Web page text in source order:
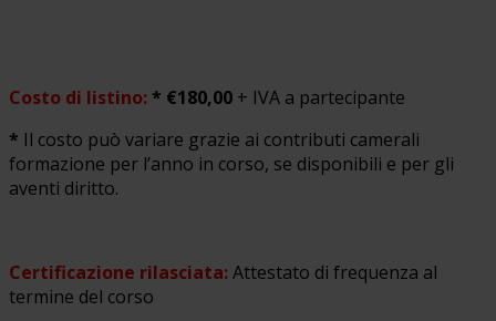
Costo di listino:* €180,00 + IVA a partecipante
* Il costo può variare grazie ai contributi camerali
formazione per l’anno in corso, se disponibili e per gli
aventi diritto.
Certificazione rilasciata:Attestato di frequenza al
termine del corso